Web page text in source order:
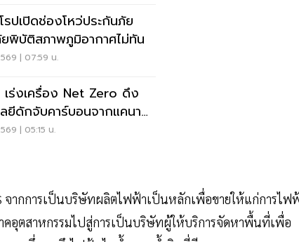
รปเปิดช่องโหว่ประกันภัย
พิบัติสภาพภูมิอากาศไม่ทัน
| 07:59 น.
เร่งเครื่อง Net Zero ดึง
ลยีดักจับคาร์บอนจากแคนาดา
นไทย| 05:15 น.
จากการเป็นบริษัทผลิตไฟฟ้าเป็นหลักเพื่อขายให้แก่การไฟ
อุตสาหกรรมไปสู่การเป็นบริษัทผู้ให้บริการจัดหาพื้นที่เพื่อ